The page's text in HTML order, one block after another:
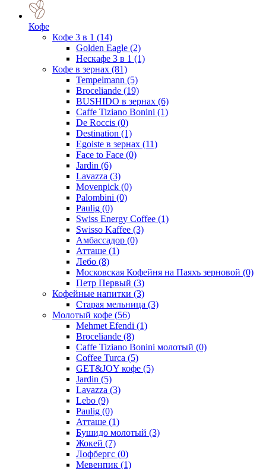
Кофе
Кофе 3 в 1 (14)
Golden Eagle (2)
Нескафе 3 в 1 (1)
Кофе в зернах (81)
Tempelmann (5)
Broceliande (19)
BUSHIDO в зернах (6)
Caffe Tiziano Bonini (1)
De Roccis (0)
Destination (1)
Egoiste в зернах (11)
Face to Face (0)
Jardin (6)
Lavazza (3)
Movenpick (0)
Palombini (0)
Paulig (0)
Swiss Energy Coffee (1)
Swisso Kaffee (3)
Амбассадор (0)
Атташе (1)
Лебо (8)
Московская Кофейня на Паяхъ зерновой (0)
Петр Первый (3)
Кофейные напитки (3)
Старая мельница (3)
Молотый кофе (56)
Mehmet Efendi (1)
Broceliande (8)
Caffe Tiziano Bonini молотый (0)
Coffee Turca (5)
GET&JOY кофе (5)
Jardin (5)
Lavazza (3)
Lebo (9)
Paulig (0)
Атташе (1)
Бушидо молотый (3)
Жокей (7)
Лофбергс (0)
Мевенпик (1)